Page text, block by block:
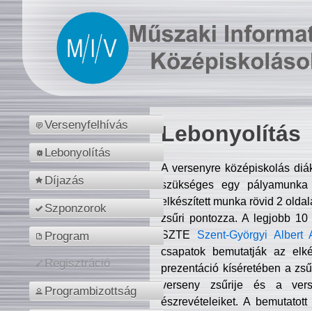
Versenyfelhívás
Lebonyolítás
Díjazás
Szponzorok
Program
Regisztráció
Programbizottság
Lebonyolítás
A versenyre középiskolás
szükséges egy
elkészített munka rövid 2
zsűri pontozza. A legjobb
SZTE Szent-Györgyi Albert
csapatok bemutatják az
prezentáció kíséretében a
verseny zsűrije és a
észrevételeiket. A